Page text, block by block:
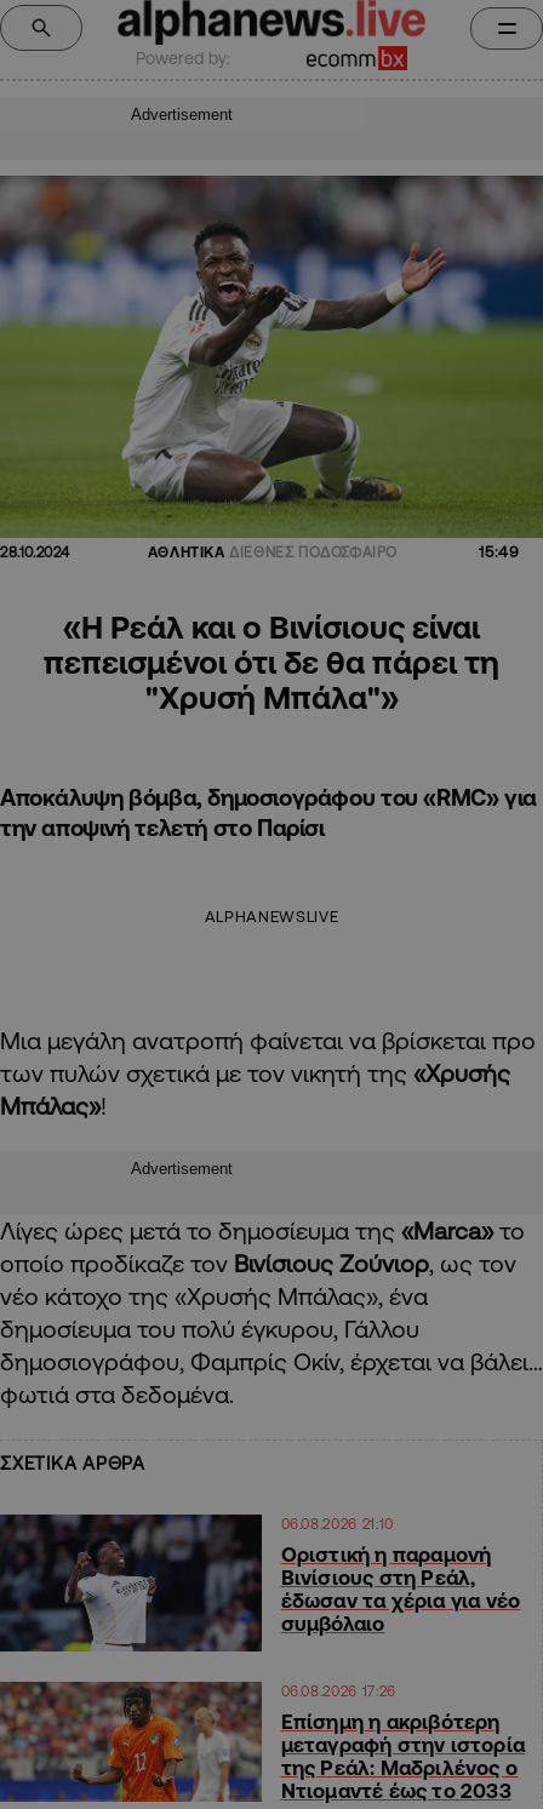
Powered by:
Advertisement
28.10.2024 ΑΘΛΗΤΙΚΑ ΔΙΕΘΝΕΣ ΠΟΔΟΣΦΑΙΡΟ 15:49
«Η Ρεάλ και ο Βινίσιους είναι
πεπεισμένοι ότι δε θα πάρει τη
"Χρυσή Μπάλα"»
Αποκάλυψη βόμβα, δημοσιογράφου του «RMC» για
την αποψινή τελετή στο Παρίσι
ALPHANEWSLIVE
Mια μεγάλη ανατροπή φαίνεται να βρίσκεται προ
των πυλών σχετικά με τον νικητή της «Χρυσής
Μπάλας»!
Advertisement
Λίγες ώρες μετά το δημοσίευμα της «Marca»το
οποίο προδίκαζε τον Βινίσιους Ζούνιορ, ως τον
νέο κάτοχο της «Χρυσής Μπάλας», ένα
δημοσίευμα του πολύ έγκυρου, Γάλλου
δημοσιογράφου, Φαμπρίς Οκίν, έρχεται να βάλει…
φωτιά στα δεδομένα.
ΣΧΕΤΙΚΑ ΑΡΘΡΑ
06.08.2026 21:10
Οριστική η παραμονή
Βινίσιους στη Ρεάλ,
έδωσαν τα χέρια για νέο
συμβόλαιο
06.08.2026 17:26
Επίσημη η ακριβότερη
μεταγραφή στην ιστορία
της Ρεάλ: Μαδριλένος ο
Ντιομαντέ έως το 2033